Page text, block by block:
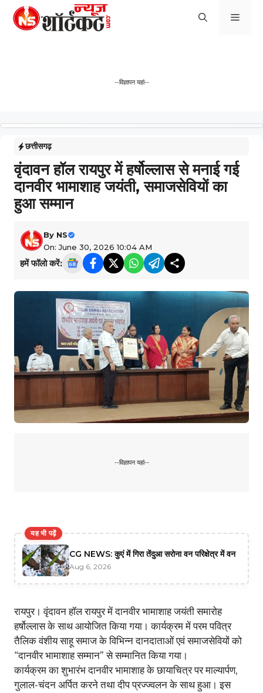
Skip
--विज्ञापन यहां--
छत्तीसगढ़
वृंदावन हॉल रायपुर में हर्षोल्लास से मनाई गई
दानवीर भामाशाह जयंती, समाजसेवियों का
हुआ सम्मान
By NS
On: June 30, 2026 10:04 AM
हमें फॉलो करें:
--विज्ञापन यहां--
यह भी पढ़ें
CG NEWS: कुएं में गिरा तेंदुआ सरोना वन परिक्षेत्र में वन
Aug 6, 2026
रायपुर। वृंदावन हॉल रायपुर में दानवीर भामाशाह जयंती समारोह
हर्षोल्लास के साथ आयोजित किया गया। कार्यक्रम में परम पवित्र
तैलिक वंशीय साहू समाज के विभिन्न दानदाताओं एवं समाजसेवियों को
“दानवीर भामाशाह सम्मान” से सम्मानित किया गया।
कार्यक्रम का शुभारंभ दानवीर भामाशाह के छायाचित्र पर माल्यार्पण,
गुलाल-चंदन अर्पित करने तथा दीप प्रज्ज्वलन के साथ हुआ। इस